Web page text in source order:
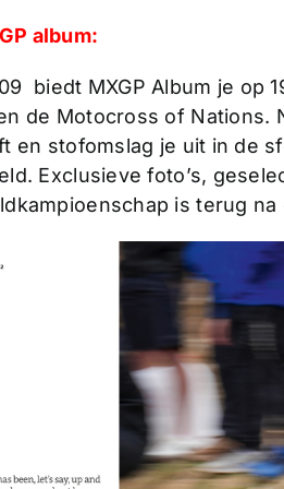
album:
biedt MXGP Album je op
de Motocross of Nations.
en stofomslag je uit in de
Exclusieve foto’s,
is terug